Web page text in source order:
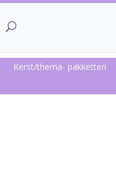
Kerst/thema- pakketten